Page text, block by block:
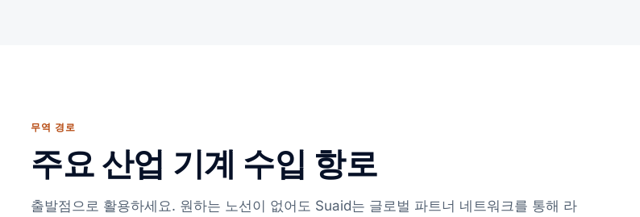
무역 경로
주요 산업 기계 수입 항로
출발점으로 활용하세요. 원하는 노선이 없어도 Suaid는 글로벌 파트너 네트워크를 통해 라